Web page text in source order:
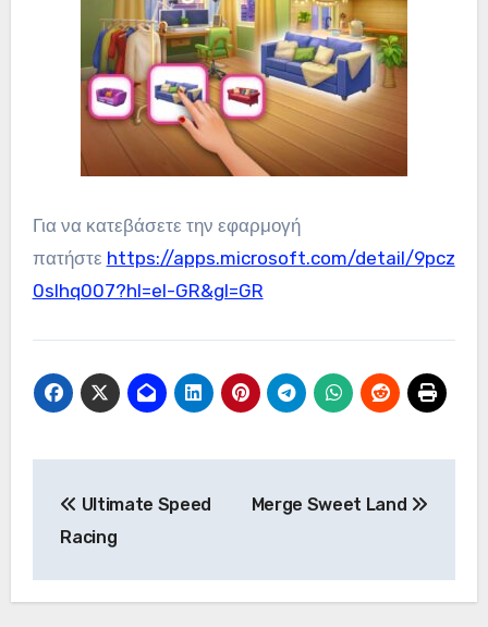
Για να κατεβάσετε την εφαρμογή
πατήστε https://apps.microsoft.com/detail/9pcz
0slhq007?hl=el-GR&gl=GR
άρθρων
Ultimate Speed
Racing
Merge Sweet Land